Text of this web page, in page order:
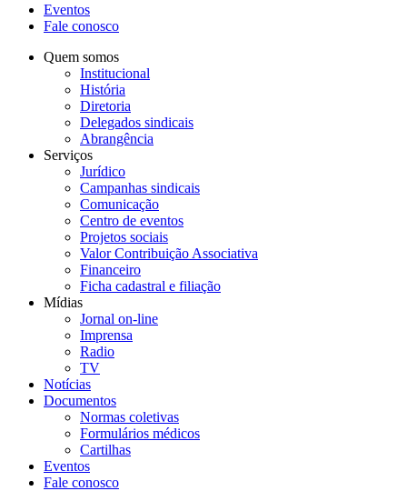
Eventos
Fale conosco
Quem somos
Institucional
História
Diretoria
Delegados sindicais
Abrangência
Serviços
Jurídico
Campanhas sindicais
Comunicação
Centro de eventos
Projetos sociais
Valor Contribuição Associativa
Financeiro
Ficha cadastral e filiação
Mídias
Jornal on-line
Imprensa
Radio
TV
Notícias
Documentos
Normas coletivas
Formulários médicos
Cartilhas
Eventos
Fale conosco